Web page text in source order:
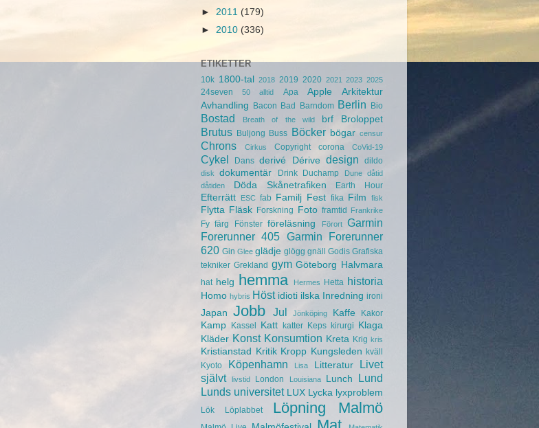
► 2011 (179)
► 2010 (336)
ETIKETTER
10k 1800-tal 2018 2019 2020 2021 2023 2025
24seven 50 alltid Apa Apple
Arkitektur
Avhandling Bacon Bad Barndom Berlin Bio
Bostad Breath of the wild brf Broloppet
Brutus Buljong Buss Böcker bögar censur
Chrons Cirkus Copyright corona CoVid-19
Cykel Dans derivé Dérive design dildo
disk dokumentär Drink Duchamp Dune
dåtid
dåtiden
Döda Skånetrafiken Earth Hour
Efterrätt ESC fab Familj Fest fika Film fisk
Flytta Fläsk Forskning Foto framtid Frankrike
Fy färg Fönster föreläsning Förort
Garmin
Forerunner 405 Garmin Forerunner
620 Gin Glee glädje glögg gnäll Godis Grafiska
tekniker Grekland gym Göteborg Halvmara
hat helg hemma Hermes Hetta historia
Homo hybris Höst idioti ilska Inredning ironi
Japan Jobb Jul Jönköping Kaffe Kakor
Kamp Kassel Katt katter Keps kirurgi
Klaga
Kläder Konst Konsumtion Kreta Krig kris
Kristianstad Kritik Kropp Kungsleden kväll
Kyoto
Köpenhamn Lisa Litteratur
Livet
självt
livstid London Louisiana Lunch
Lund
Lunds universitet
LUX Lycka lyxproblem
Lök Löplabbet Löpning Malmö